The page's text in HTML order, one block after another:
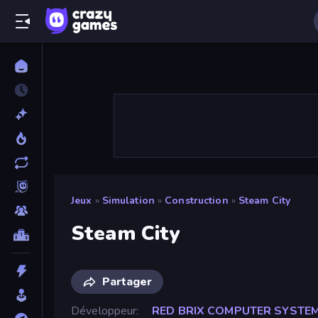
Jeux » Simulation » Construction » Steam City
Steam City
Partager
Développeur
RED BRIX COMPUTER